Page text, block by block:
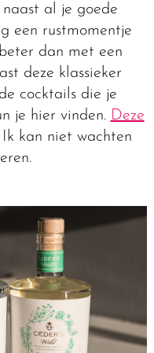
al je goede
een rustmomentje
dan met een
deze klassieker
cocktails die je
je hier vinden. Deze
Ik kan niet wachten